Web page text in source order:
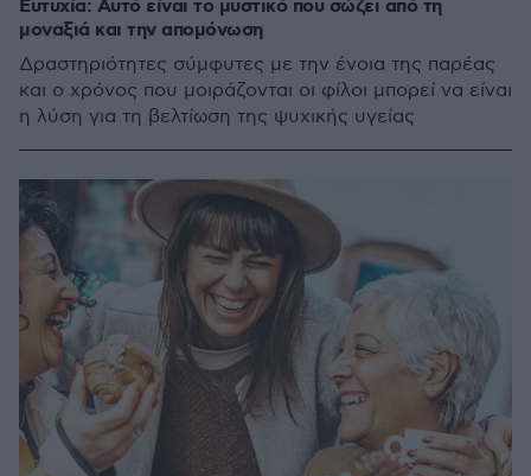
Ευτυχία: Αυτό είναι το μυστικό που σώζει από τη
μοναξιά και την απομόνωση
Δραστηριότητες σύμφυτες με την ένοια της παρέας
και ο χρόνος που μοιράζονται οι φίλοι μπορεί να είναι
η λύση για τη βελτίωση της ψυχικής υγείας